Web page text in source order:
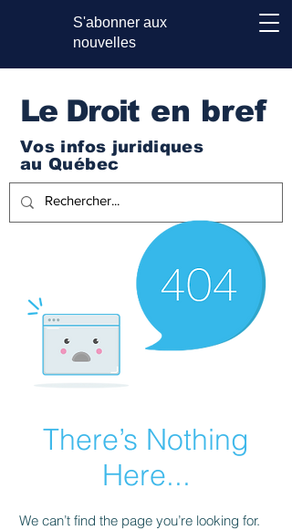
S'abonner aux
nouvelles
Le Droit en bref
Vos infos juridiques
au Québec
There’s Nothing
Here...
We can’t find the page you’re looking for.